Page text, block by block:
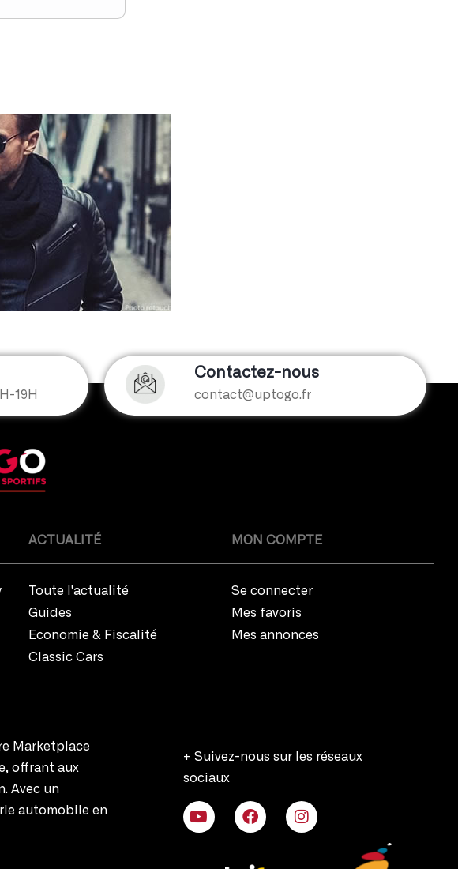
19H
Contactez-nous
contact@uptogo.fr
ACTUALITÉ
Toute l'actualité
Guides
Economie & Fiscalité
Classic Cars
MON COMPTE
Se connecter
Mes favoris
Mes annonces
Marketplace
offrant aux
Avec un
automobile en
+ Suivez-nous sur les réseaux
sociaux